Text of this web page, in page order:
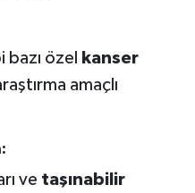
bazı özel
kanser
amaçlı
ve taşınabilir